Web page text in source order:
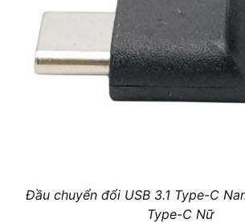
Đầu chuyển đổi USB 3.1 Type-C
Type-C Nữ